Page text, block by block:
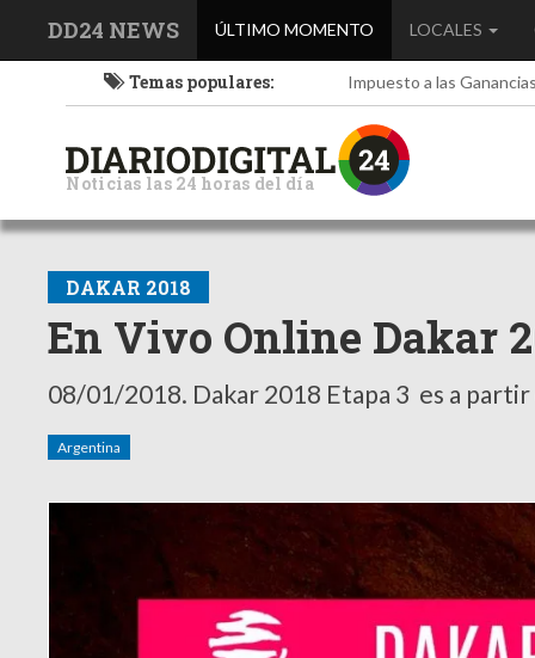
DD24 NEWS ÚLTIMO MOMENTO (current)LOCALES
Temas populares: Impuesto a las Ganancias
Noticias las 24 horas del día
DAKAR 2018
En Vivo Online Dakar
08/01/2018. Dakar 2018 Etapa 3 es a partir
Argentina